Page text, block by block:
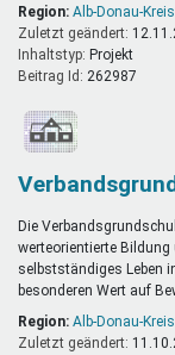
Region: Alb-Donau-Kreis
Zuletzt geändert:
Inhaltstyp:
projekt
Beitrag Id: 262987
Die
werteorientierte
selbstständiges Leben
besonderen Wert auf
Region: Alb-Donau-Kreis
Zuletzt geändert: